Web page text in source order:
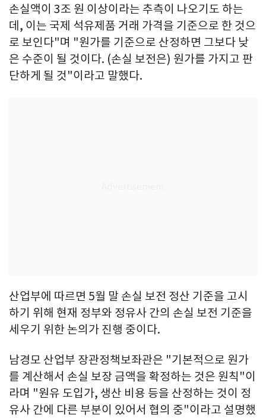
손실액이 3조 원 이상이라는 추측이 나오기도 하는
데, 이는 국제 석유제품 거래 가격을 기준으로 한 것으
로 보인다"며 "원가를 기준으로 산정하면 그보다 낮
은 수준이 될 것이다. (손실 보전은) 원가를 가지고 판
단하게 될 것"이라고 말했다.
산업부에 따르면 5월 말 손실 보전 정산 기준을 고시
하기 위해 현재 정부와 정유사 간의 손실 보전 기준을
세우기 위한 논의가 진행 중이다.
남경모 산업부 장관정책보좌관은 "기본적으로 원가
를 계산해서 손실 보장 금액을 확정하는 것은 원칙"이
라며 "원유 도입가, 생산 비용 등을 산정하는 것이 정
유사 간에 다른 부분이 있어서 협의 중"이라고 설명했